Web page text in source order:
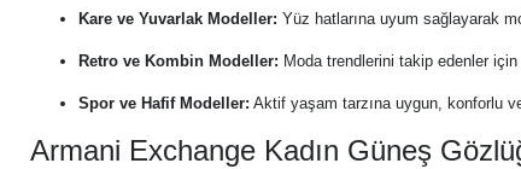
Kare ve Yuvarlak Modeller: Yüz hatlarına uyum sağlayarak
Retro ve Kombin Modeller: Moda trendlerini takip edenler
Spor ve Hafif Modeller: Aktif yaşam tarzına uygun, konforlu
Armani Exchange Kadın Güneş